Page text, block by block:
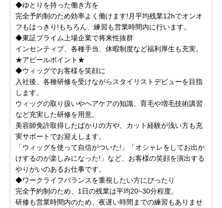
◆ゆとりを持った働き方を
完全予約制のため効率よく働けます!月平均残業12hでオンオ
フもはっきり!もちろん、練習も営業時間内に行います。
◆東証プライム上場企業で将来性抜群
インセンティブ、各種手当、休暇制度など福利厚生も充実。
★アピールポイント★
◆ウィッグでお客様を笑顔に
入社後、各種研修を受けながらスタイリストデビューを目指
します。
ウィッグの取り扱いやヘアケアの知識、育毛や増毛技術講習
など充実した研修を用意。
美容師免許取得したばかりの方や、カット経験が浅い方も充
実サポートでお迎えします。
「ウィッグを使って自信がついた!」「オシャレをしてお出か
けするのが楽しみになった!」など、お客様の笑顔を演出する
やりがいのあるお仕事です。
◆ワークライフバランスを重視したい方にぴったり
完全予約制のため、1日の残業は平均20~30分程度。
研修も営業時間内のため、夜遅い時間までの練習もありませ